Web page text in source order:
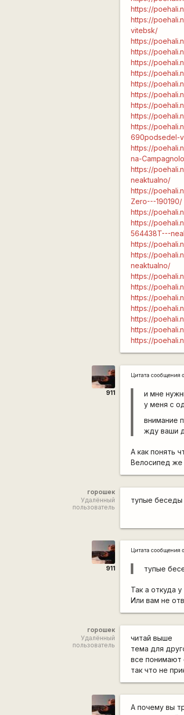
https://
https://
vitebsk/
https://
https://
https://
https://
https://
https://
https://
https://
https://
690podsedel-
https://
na-
https://
neaktualno/
https://
Zero---190190/
https://
https://
564438T---
https://
https://
neaktualno/
https://
https://
https://
https://
https://
https://
https://
911
Цитата сообщения
и мне
у меня с
внимание
жду ваши
А как понять
Велосипед же
горошек
Удалённый
пользователь
тупые
911
Цитата сообщения
тупые
Так а откуда
Или вам не
горошек
Удалённый
пользователь
читай выше
тема для
все понимают
так что не
А почему вы